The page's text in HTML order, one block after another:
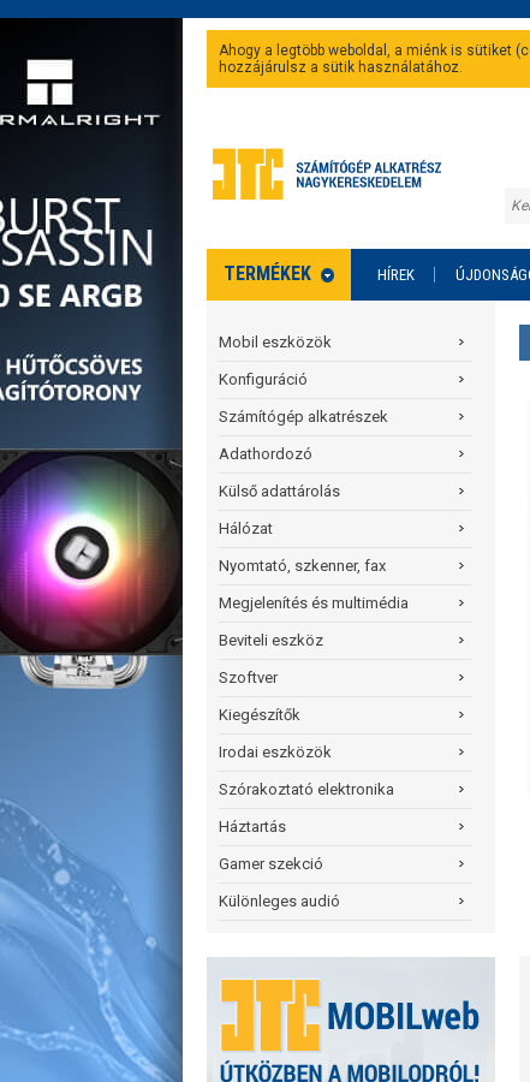
Ahogy a legtöbb weboldal, a miénk is sütiket
hozzájárulsz a sütik használatához.
TERMÉKEK HÍREK
Mobil eszközök
Konfiguráció
Számítógép alkatrészek
Adathordozó
Külső adattárolás
Hálózat
Nyomtató, szkenner, fax
Megjelenítés és multimédia
Beviteli eszköz
Szoftver
Kiegészítők
Irodai eszközök
Szórakoztató elektronika
Háztartás
Gamer szekció
Különleges audió